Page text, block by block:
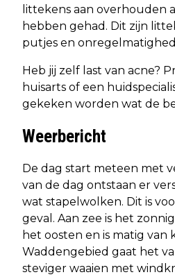
littekens aan overhouden
hebben gehad. Dit zijn
putjes en
Heb jij zelf last van acne?
huisarts of een
gekeken worden wat de
Weerbericht
De dag start meteen met
van de dag ontstaan er
wat stapelwolken. Dit is
geval. Aan zee is het
het oosten en is matig van
Waddengebied gaat het
steviger waaien met